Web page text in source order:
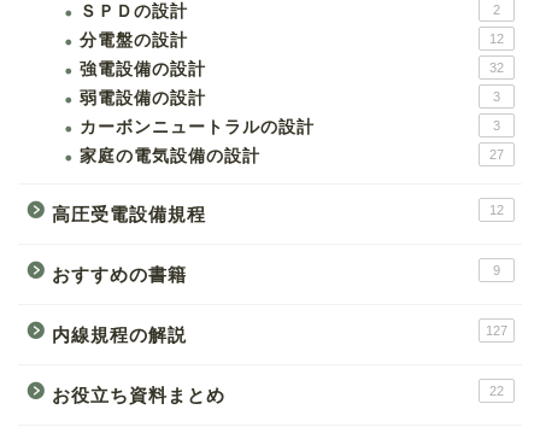
ＳＰＤの設計 2
分電盤の設計 12
強電設備の設計 32
弱電設備の設計 3
カーボンニュートラルの設計 3
家庭の電気設備の設計 27
高圧受電設備規程 12
おすすめの書籍 9
内線規程の解説 127
お役立ち資料まとめ 22